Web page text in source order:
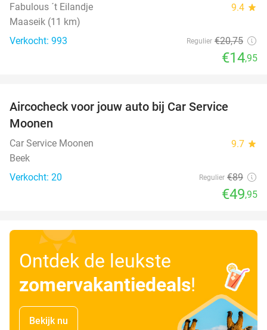
Fabulous ´t Eilandje 9.4 star
Maaseik (11 km)
Verkocht: 993
Regulier €20,75
€14,95
Aircocheck voor jouw auto bij Car Service
Moonen
Car Service Moonen 9.7 star
Beek
Verkocht: 20
Regulier €89
€49,95
Ontdek de leukste
zomervakantiedeals!
Bekijk nu